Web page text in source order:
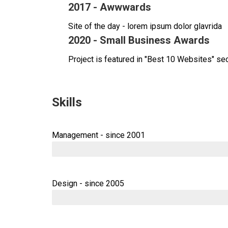
2017 - Awwwards
Site of the day - lorem ipsum dolor glavrida
2020 - Small Business Awards
Project is featured in "Best 10 Websites"
Skills
Management - since 2001
Design - since 2005